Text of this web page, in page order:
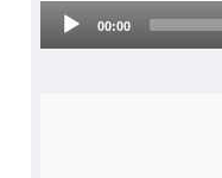
Audio
00:00